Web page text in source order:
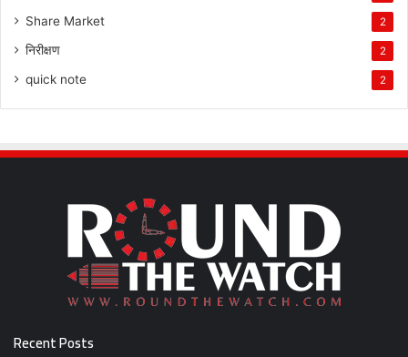
Share Market 2
निरीक्षण 2
quick note 2
Recent Posts